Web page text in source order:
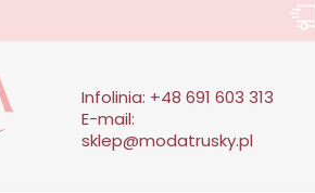
Infolinia: +48 691 603 313
E-mail:
sklep@modatrusky.pl